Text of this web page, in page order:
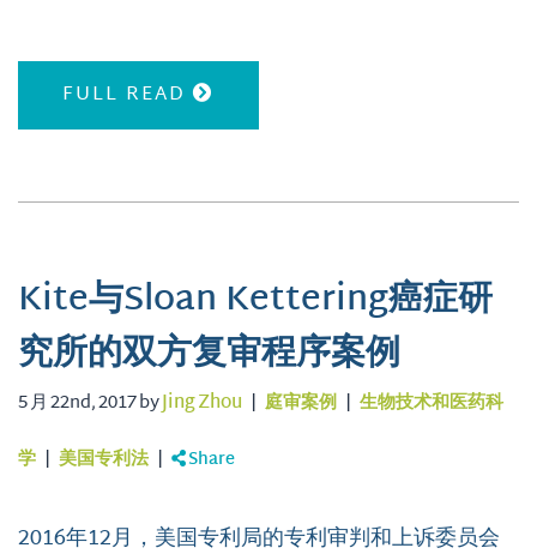
FULL READ
Kite与Sloan Kettering癌症研
究所的双方复审程序案例
5 月 22nd, 2017 byJing Zhou | 庭审案例 | 生物技术和医药科
学 | 美国专利法 | Share
2016年12月，美国专利局的专利审判和上诉委员会